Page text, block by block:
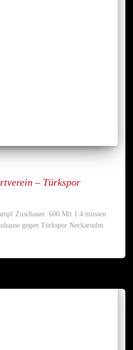
– Türkspor
Zuschauer: 600 Mit 1:4 müssen
gegen Türkspor Neckarsulm